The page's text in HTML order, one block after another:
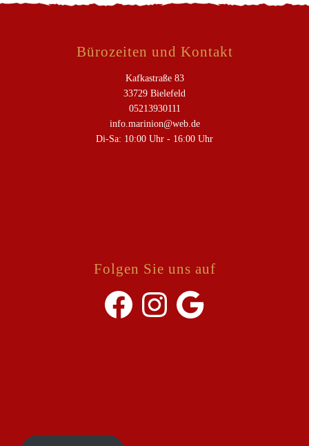
Bürozeiten und Kontakt
Kafkastraße 83
33729 Bielefeld
05213930111
info.marinion@web.de
Di-Sa: 10:00 Uhr - 16:00 Uhr
Folgen Sie uns auf
Facebook Instagram Google